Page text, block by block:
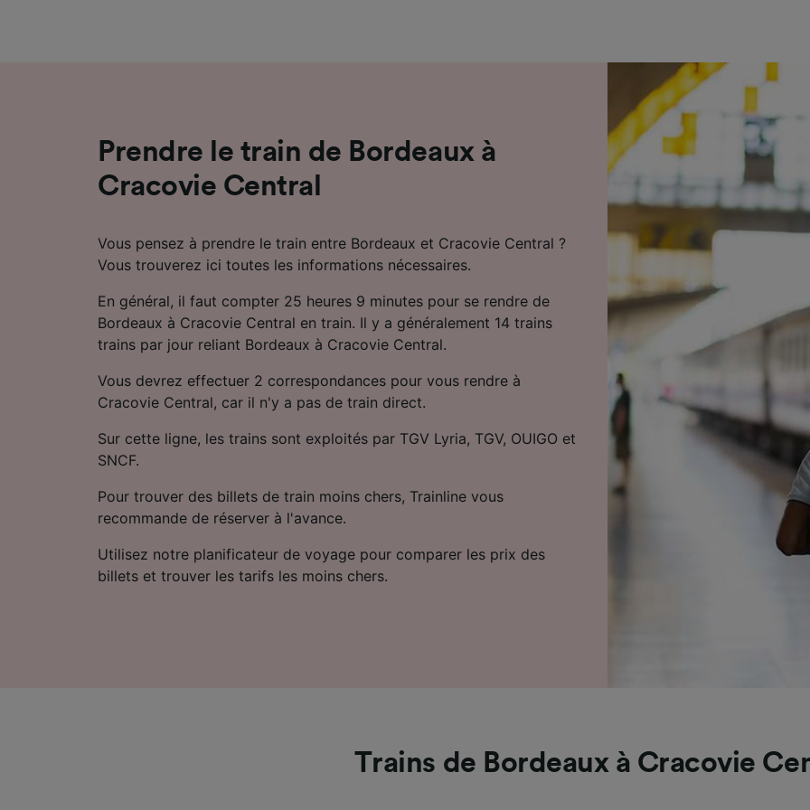
Prendre le train de Bordeaux à
Cracovie Central
Vous pensez à prendre le train entre Bordeaux et Cracovie Central ?
Vous trouverez ici toutes les informations nécessaires.
En général, il faut compter 25 heures 9 minutes pour se rendre de
Bordeaux à Cracovie Central en train. Il y a généralement 14 trains
trains par jour reliant Bordeaux à Cracovie Central.
Vous devrez effectuer 2 correspondances pour vous rendre à
Cracovie Central, car il n'y a pas de train direct.
Sur cette ligne, les trains sont exploités par TGV Lyria, TGV, OUIGO et
SNCF.
Pour trouver des billets de train moins chers, Trainline vous
recommande de réserver à l'avance.
Utilisez notre planificateur de voyage pour comparer les prix des
billets et trouver les tarifs les moins chers.
Trains de Bordeaux à Cracovie